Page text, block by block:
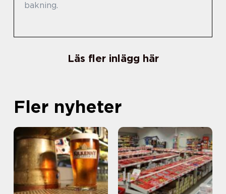
bakning.
Läs fler inlägg här
Fler nyheter